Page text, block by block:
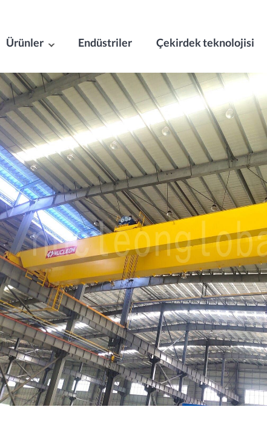
Ürünler Endüstriler Çekirdek teknolojisi